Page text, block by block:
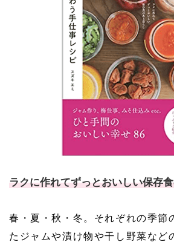
ラクに作れてずっとおいしい保存
春・夏・秋・冬。それぞれの季節
たジャムや漬け物や干し野菜など